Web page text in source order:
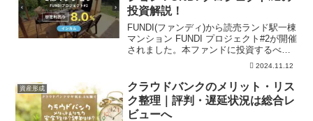
投資解説！
FUNDI(ファンディ)から読売ランド駅一棟
マンション FUNDI プロジェクト#2が開催
されました。本ファンドに投資するべき
かどうかを「年利」「リスク」「事業内
FUNDIの過去実績などもまとめており、
本案件の投資の有無の参考にしていただ
ければ幸いです。
2024.11.12
資産形成
クラウドバンクのメリット・リス
ク整理｜評判・遅延状況は総合レ
ビューへ